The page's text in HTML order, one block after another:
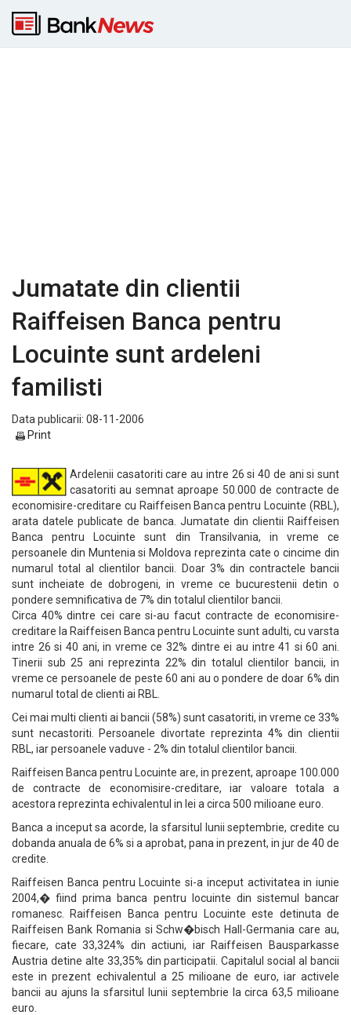
Jumatate din clientii
Raiffeisen Banca pentru
Locuinte sunt ardeleni
familisti
Data publicarii: 08-11-2006
Print
Ardelenii casatoriti care au intre 26 si 40 de ani si sunt
casatoriti au semnat aproape 50.000 de contracte de
economisire-creditare cu Raiffeisen Banca pentru Locuinte (RBL),
arata datele publicate de banca. Jumatate din clientii Raiffeisen
Banca pentru Locuinte sunt din Transilvania, in vreme ce
persoanele din Muntenia si Moldova reprezinta cate o cincime din
numarul total al clientilor bancii. Doar 3% din contractele bancii
sunt incheiate de dobrogeni, in vreme ce bucurestenii detin o
pondere semnificativa de 7% din totalul clientilor bancii.
Circa 40% dintre cei care si-au facut contracte de economisire-
creditare la Raiffeisen Banca pentru Locuinte sunt adulti, cu varsta
intre 26 si 40 ani, in vreme ce 32% dintre ei au intre 41 si 60 ani.
Tinerii sub 25 ani reprezinta 22% din totalul clientilor bancii, in
vreme ce persoanele de peste 60 ani au o pondere de doar 6% din
numarul total de clienti ai RBL.
Cei mai multi clienti ai bancii (58%) sunt casatoriti, in vreme ce 33%
sunt necastoriti. Persoanele divortate reprezinta 4% din clientii
RBL, iar persoanele vaduve - 2% din totalul clientilor bancii.
Raiffeisen Banca pentru Locuinte are, in prezent, aproape 100.000
de contracte de economisire-creditare, iar valoare totala a
acestora reprezinta echivalentul in lei a circa 500 milioane euro.
Banca a inceput sa acorde, la sfarsitul lunii septembrie, credite cu
dobanda anuala de 6% si a aprobat, pana in prezent, in jur de 40 de
credite.
Raiffeisen Banca pentru Locuinte si-a inceput activitatea in iunie
2004,� fiind prima banca pentru locuinte din sistemul bancar
romanesc. Raiffeisen Banca pentru Locuinte este detinuta de
Raiffeisen Bank Romania si Schw�bisch Hall-Germania care au,
fiecare, cate 33,324% din actiuni, iar Raiffeisen Bausparkasse
Austria detine alte 33,35% din participatii. Capitalul social al bancii
este in prezent echivalentul a 25 milioane de euro, iar activele
bancii au ajuns la sfarsitul lunii septembrie la circa 63,5 milioane
euro.